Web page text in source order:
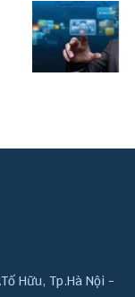
Hữu, Tp.Hà Nội -